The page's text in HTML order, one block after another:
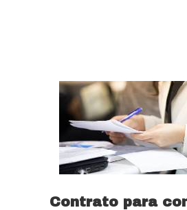
Contrato para